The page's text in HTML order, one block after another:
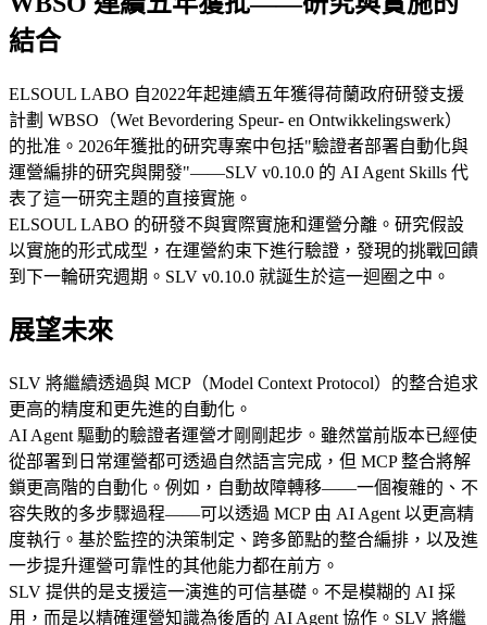
結合
ELSOUL LABO 自2022年起連續五年獲得荷蘭政府研發支援
計劃 WBSO（Wet Bevordering Speur- en Ontwikkelingswerk）
的批准。2026年獲批的研究專案中包括"驗證者部署自動化與
運營編排的研究與開發"——SLV v0.10.0 的 AI Agent Skills 代
表了這一研究主題的直接實施。
ELSOUL LABO 的研發不與實際實施和運營分離。研究假設
以實施的形式成型，在運營約束下進行驗證，發現的挑戰回饋
到下一輪研究週期。SLV v0.10.0 就誕生於這一迴圈之中。
展望未來
SLV 將繼續透過與 MCP（Model Context Protocol）的整合追求
更高的精度和更先進的自動化。
AI Agent 驅動的驗證者運營才剛剛起步。雖然當前版本已經使
從部署到日常運營都可透過自然語言完成，但 MCP 整合將解
鎖更高階的自動化。例如，自動故障轉移——一個複雜的、不
容失敗的多步驟過程——可以透過 MCP 由 AI Agent 以更高精
度執行。基於監控的決策制定、跨多節點的整合編排，以及進
一步提升運營可靠性的其他能力都在前方。
SLV 提供的是支援這一演進的可信基礎。不是模糊的 AI 採
用，而是以精確運營知識為後盾的 AI Agent 協作。SLV 將繼